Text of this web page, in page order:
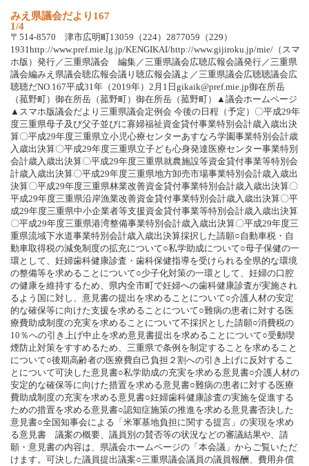
みえ県議会だより167
1/4
〒514-8570 津市広明町13059（224）2877059（229）
1931http://www.pref.mie.lg.jp/KENGIKAI/http://www.gijiroku.jp/mie/（スマ
ホ版）発行／三重県議会 編集／三重県議会広聴広報会議発行／三重県
議会編みえ県議会聴広報会議り聴広報会議よ／三重県議会広聴聴議会広
聴聴だNO.167平成31年（2019年）2月1日gikaik@pref.mie.jp御在所岳
（菰野町）御在所岳（菰野町）御在所岳（菰野町）▲議会ホームページ
▲スマホ版議会だより三重県議会定例会 今後の日程（予定）〇平成29年
度三重県母子及び父子並びに寡婦福祉資金貸付事業特別会計歳入歳出決
算〇平成29年度三重県立小児心療センターあすなろ学園事業特別会計歳
入歳出決算〇平成29年度三重県立子ども心身発達医療センター事業特別
会計歳入歳出決算〇平成29年度三重県就農施設等資金貸付事業等特別会
計歳入歳出決算〇平成29年度三重県地方卸売市場事業特別会計歳入歳出
決算〇平成29年度三重県林業改善資金貸付事業特別会計歳入歳出決算〇
平成29年度三重県沿岸漁業改善資金貸付事業特別会計歳入歳出決算〇平
成29年度三重県中小企業者等支援資金貸付事業等特別会計歳入歳出決算
〇平成29年度三重県港湾整備事業特別会計歳入歳出決算〇平成29年度三
重県流域下水道事業特別会計歳入歳出決算採択した請願○自動車税・自
動車取得税の減免制度の拡充について○私学助成について○母子保健の一
環として、妊婦歯科健康診査・歯科保健指導を受けられる全県的な環境
の整備等を求めることについて○少子化対策の一環として、妊婦の口腔
の健康を維持するため、県内全市町で妊婦への歯科健康診査が実施され
るよう国に対し、意見書の提出を求めることについて○介護人材の安定
的な確保等に向けた支援を求めることについて○難病の患者に対する医
療費助成制度の充実を求めることについて不採択とした請願○消費税の
10％への引き上げ中止を求め意見書提出を求めることについて○受動喫
煙防止対策をすすめるため、三重県で条例を制定することを求めること
について○後期高齢者の医療費自己負担２割への引き上げに反対するこ
とについて可決した意見書○私学助成の充実を求める意見書○介護人材の
安定的な確保等に向けた措置を求める意見書○難病の患者に対する医療
費助成制度の充実を求める意見書○妊婦歯科健康診査の実施を促進する
ための措置を求める意見書○認知症施策の推進を求める意見書否決した
意見書○全国知事会による「米軍基地負担に関する提言」の実現を求め
る意見書 議案の概要、議員別の賛否等の状況などの審議結果や、請
願・意見書の内容は、県議会ホームページの「本会議」からご覧いただ
けます。可決した議員提出議案○三重県議会議員の議員報酬、費用弁償